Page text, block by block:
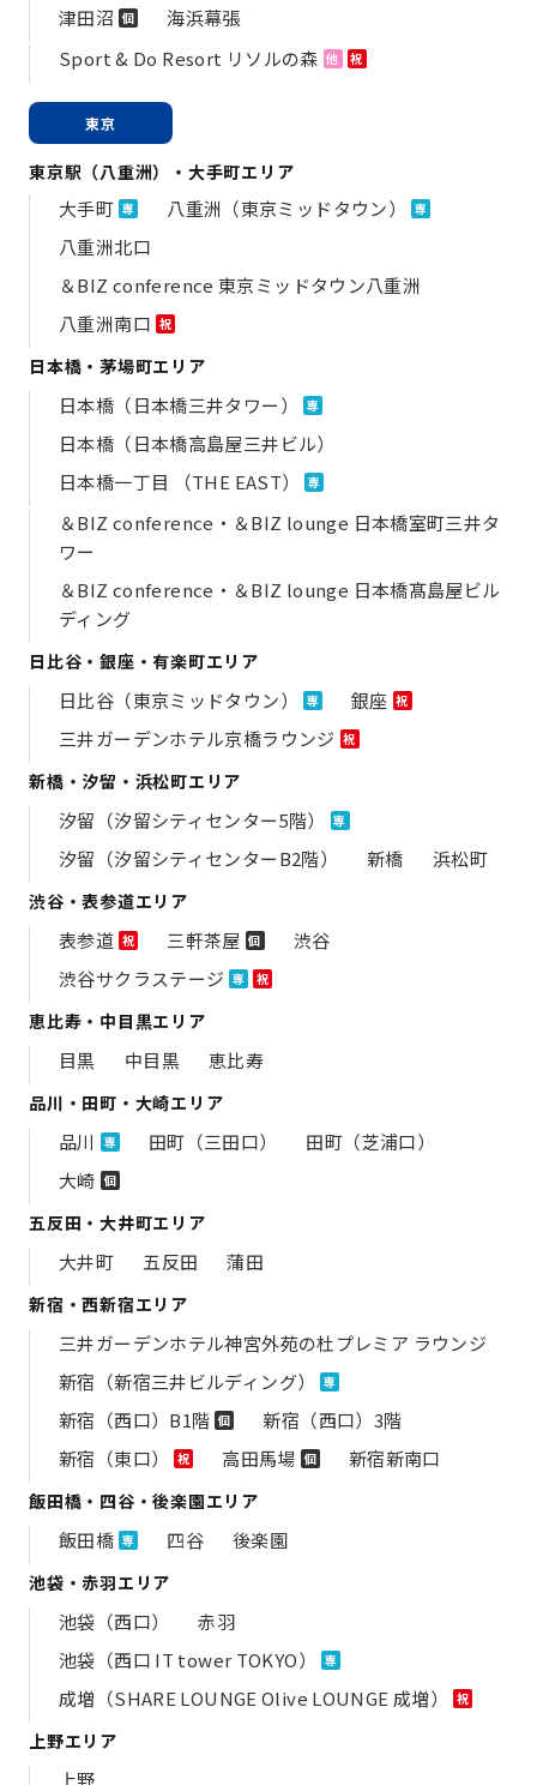
津田沼 個
海浜幕張
Sport & Do Resort リソルの森 他 祝
東京
東京駅（八重洲）・大手町エリア
大手町 専 八重洲（東京ミッドタウン） 専
八重洲北口
＆BIZ conference 東京ミッドタウン八重洲
八重洲南口 祝
日本橋・茅場町エリア
日本橋（日本橋三井タワー） 専
日本橋（日本橋高島屋三井ビル）
日本橋一丁目 （THE EAST）
専
＆BIZ conference・＆BIZ lounge 日本橋室町三井タ
ワー
＆BIZ conference・＆BIZ lounge 日本橋髙島屋ビル
ディング
日比谷・銀座・有楽町エリア
日比谷（東京ミッドタウン） 専 銀座 祝
三井ガーデンホテル京橋ラウンジ 祝
新橋・汐留・浜松町エリア
汐留（汐留シティセンター5階） 専
汐留（汐留シティセンターB2階） 新橋 浜松町
渋谷・表参道エリア
表参道 祝 三軒茶屋 個
渋谷
渋谷サクラステージ 専 祝
恵比寿・中目黒エリア
目黒 中目黒 恵比寿
品川・田町・大崎エリア
品川 専 田町（三田口）
田町（芝浦口）
大崎 個
五反田・大井町エリア
大井町 五反田 蒲田
新宿・西新宿エリア
三井ガーデンホテル神宮外苑の​杜プレミア ラウンジ
新宿（新宿三井ビルディング）
専
新宿（西口）B1階 個
新宿（西口）3階
新宿（東口）
祝 高田馬場 個 新宿新南口
飯田橋・四谷・後楽園エリア
飯田橋 専 四谷 後楽園
池袋・赤羽エリア
池袋（西口）
赤羽
池袋（西口 IT tower TOKYO）
専
成増（SHARE LOUNGE Olive LOUNGE 成増） 祝
上野エリア
上野